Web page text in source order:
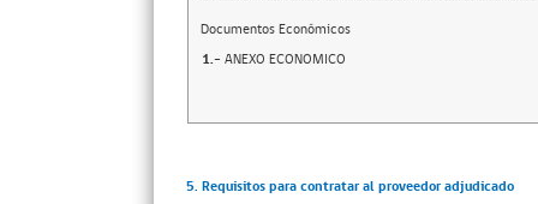
Documentos Económicos
1.- ANEXO ECONOMICO
5. Requisitos para contratar al proveedor adjudicado